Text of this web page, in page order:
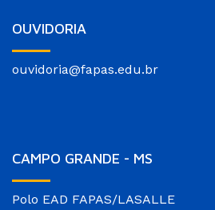
OUVIDORIA
ouvidoria@fapas.edu.br
CAMPO GRANDE - MS
Polo EAD FAPAS/LASALLE